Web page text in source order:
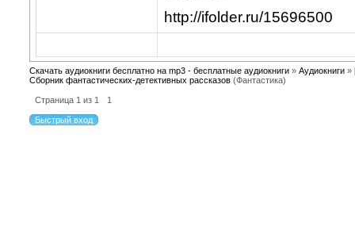
http://ifolder.ru/15696500
Скачать аудиокниги бесплатно на mp3 - бесплатные аудиокниги » Аудиокниги »
Сборник фантастических-детективных рассказов (Фантастика)
Страница 1 из 1 1